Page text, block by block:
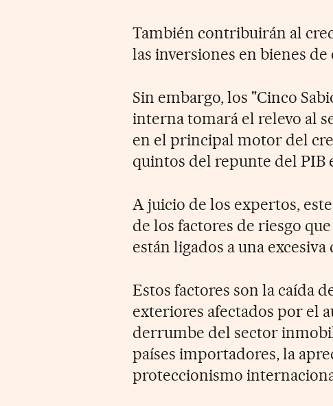
También contribuirán al
las inversiones en bienes
Sin embargo, los "Cinco
interna tomará el relevo al
en el principal motor del
quintos del repunte del PIB
A juicio de los expertos,
de los factores de riesgo
están ligados a una
Estos factores son la caída
exteriores afectados por el
derrumbe del sector
países importadores, la
proteccionismo